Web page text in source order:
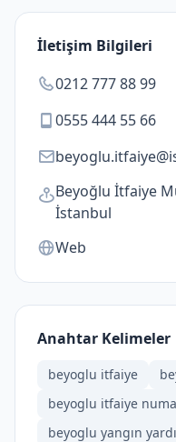
İletişim Bilgileri
0212 777 88 99
0555 444 55 66
Beyoğlu İtfaiye
İstanbul
Web
Anahtar Kelimeler
beyoglu itfaiye
beyoglu itfaiye
beyoglu yangın